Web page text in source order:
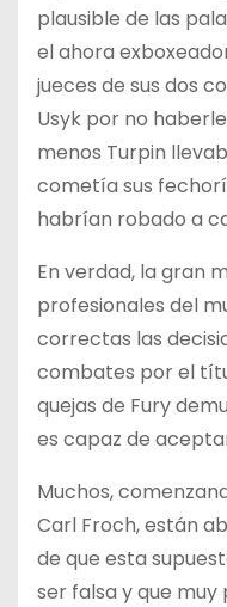
plausible de las
el ahora
jueces de sus dos
Usyk por no
menos Turpin
cometía sus
habrían robado a
En verdad, la gran
profesionales del
correctas las
combates por el
quejas de Fury
es capaz de
Muchos,
Carl Froch, están
de que esta
ser falsa y que